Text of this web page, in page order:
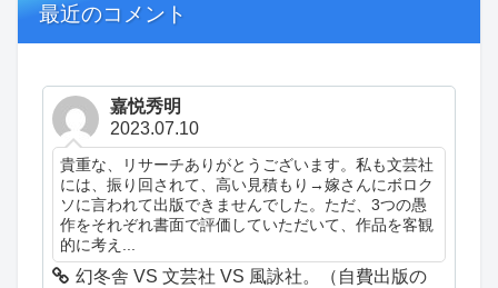
最近のコメント
嘉悦秀明
2023.07.10
貴重な、リサーチありがとうございます。私も文芸社
には、振り回されて、高い見積もり→嫁さんにボロク
ソに言われて出版できませんでした。ただ、3つの愚
作をそれぞれ書面で評価していただいて、作品を客観
的に考え...
幻冬舎 VS 文芸社 VS 風詠社。（自費出版の